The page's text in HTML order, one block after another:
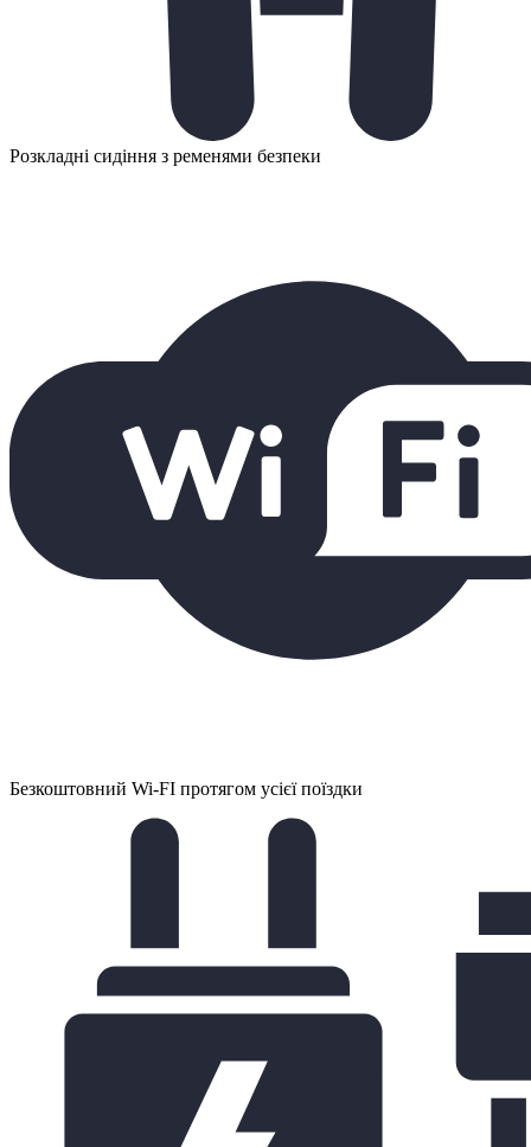
Розкладні сидіння з ременями безпеки
Безкоштовний Wi-FI протягом усієї поїздки